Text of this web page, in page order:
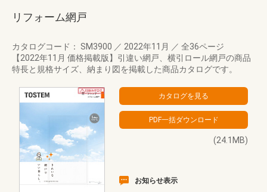
リフォーム網戸
カタログコード： SM3900 ／ 2022年11月 ／ 全36ページ
【2022年11月 価格掲載版】引違い網戸、横引ロール網戸の商品
特長と規格サイズ、納まり図を掲載した商品カタログです。
(24.1MB)
お知らせ表示